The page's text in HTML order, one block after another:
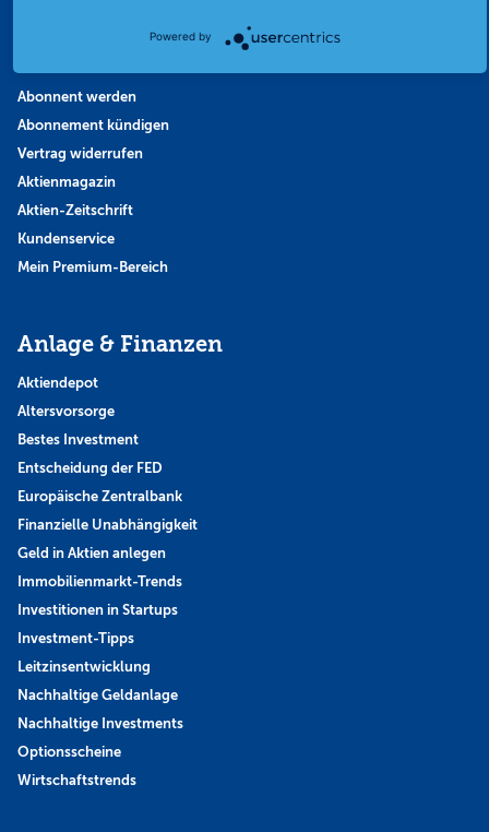
Abonnent werden
Abonnement kündigen
Vertrag widerrufen
Aktienmagazin
Aktien-Zeitschrift
Kundenservice
Mein Premium-Bereich
Anlage & Finanzen
Aktiendepot
Altersvorsorge
Bestes Investment
Entscheidung der FED
Europäische Zentralbank
Finanzielle Unabhängigkeit
Geld in Aktien anlegen
Immobilienmarkt-Trends
Investitionen in Startups
Investment-Tipps
Leitzinsentwicklung
Nachhaltige Geldanlage
Nachhaltige Investments
Optionsscheine
Wirtschaftstrends
Powered by